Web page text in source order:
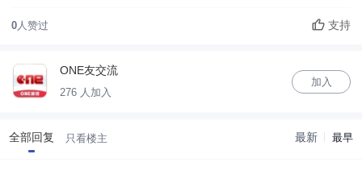
0 人赞过 支持
ONE友交流
276 人加入
加入
全部回复 只看楼主 最新 最早